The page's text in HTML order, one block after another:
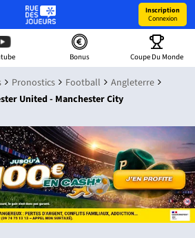
Inscription
Connexion
Bonus Coupe Du Monde
Pronostics Football
Angleterre
United - Manchester City